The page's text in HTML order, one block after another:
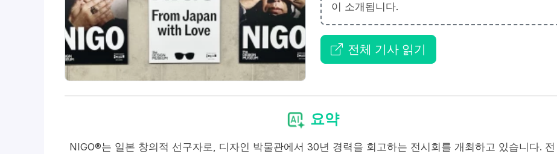
이 소개됩니다.
전체 기사 읽기
요약
NIGO®는 일본 창의적 선구자로, 디자인 박물관에서 30년 경력을 회고하는 전시회를 개최하고 있습니다. 전